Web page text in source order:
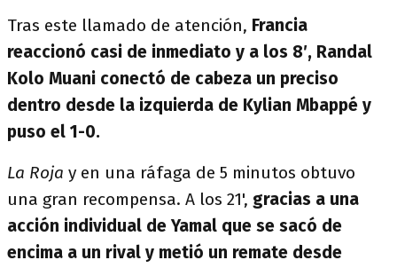
Tras este llamado de atención, Francia
reaccionó casi de inmediato y a los 8′, Randal
Kolo Muani conectó de cabeza un preciso
dentro desde la izquierda de Kylian Mbappé y
puso el 1-0.
La Roja y en una ráfaga de 5 minutos obtuvo
una gran recompensa. A los 21', gracias a una
acción individual de Yamal que se sacó de
encima a un rival y metió un remate desde